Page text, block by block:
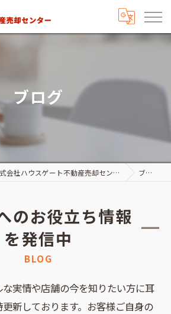
ブログ
枚方で不動産なら株式会社ハウスゲート不動産売却センター ブログ
のお役立ち情報
を発信中
BLOG
実情や店舗の今を知りたい方に耳
新しております。お客様ご自身の